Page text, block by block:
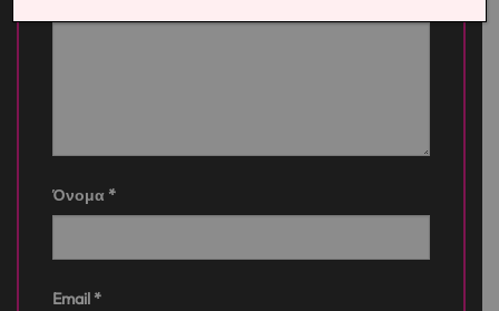
Όνομα *
Email *